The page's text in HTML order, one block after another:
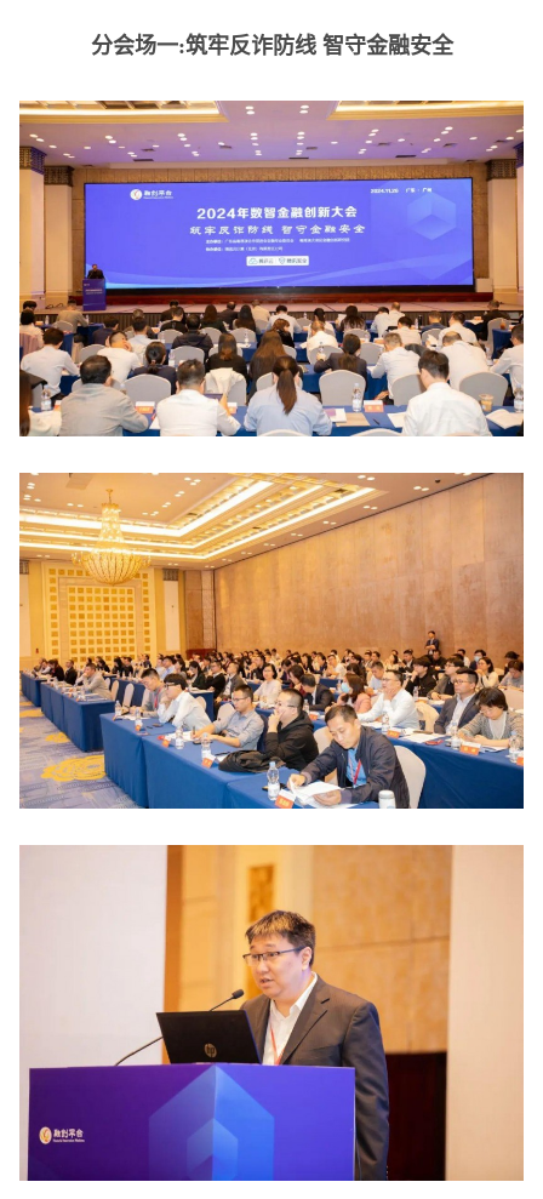
分会场一:筑牢反诈防线 智守金融安全